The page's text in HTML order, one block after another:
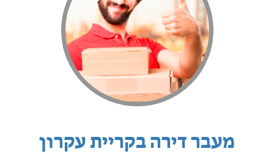
מעבר דירה בקריית עקרון